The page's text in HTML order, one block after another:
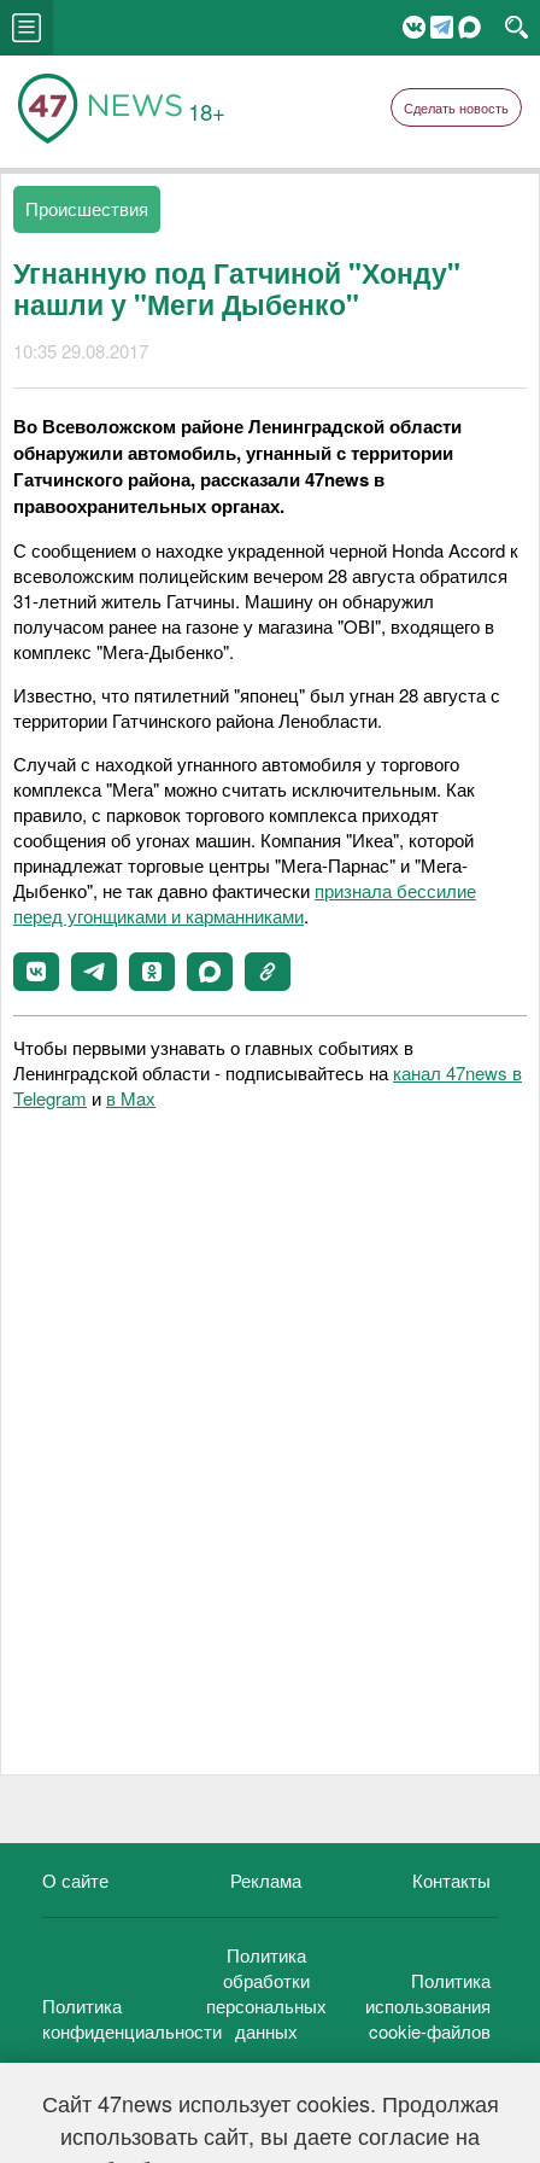
Сайт 47news использует cookies. Продолжая
использовать сайт, вы даете согласие на
18+ Сделать новость
Происшествия
Угнанную под Гатчиной "Хонду"
нашли у "Меги Дыбенко"
10:35 29.08.2017
Во Всеволожском районе Ленинградской области
обнаружили автомобиль, угнанный с территории
Гатчинского района, рассказали 47news в
правоохранительных органах.
С сообщением о находке украденной черной Honda Accord к
всеволожским полицейским вечером 28 августа обратился
31-летний житель Гатчины. Машину он обнаружил
получасом ранее на газоне у магазина "OBI", входящего в
комплекс "Мега-Дыбенко".
Известно, что пятилетний "японец" был угнан 28 августа с
территории Гатчинского района Ленобласти.
Случай с находкой угнанного автомобиля у торгового
комплекса "Мега" можно считать исключительным. Как
правило, с парковок торгового комплекса приходят
сообщения об угонах машин. Компания "Икеа", которой
принадлежат торговые центры "Мега-Парнас" и "Мега-
Дыбенко", не так давно фактически признала бессилие
перед угонщиками и карманниками.
Чтобы первыми узнавать о главных событиях в
Ленинградской области - подписывайтесь на канал 47news в
Telegram и в Maх
О сайте Реклама Контакты
Политика
конфиденциальности
Политика
обработки
персональных
данных
Политика
использования
cookie-файлов
47 новостей (47 news)2005 — 2026 г.